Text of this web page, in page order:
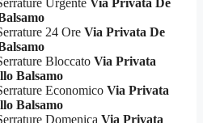
Urgente Via Privata De
24 Ore Via Privata De
Bloccato Via Privata
Balsamo
Economico Via Privata
Balsamo
Domenica Via Privata